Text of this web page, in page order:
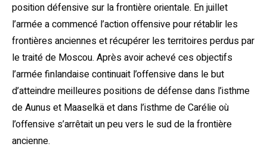
position défensive sur la frontière orientale. En juillet
l’armée a commencé l’action offensive pour rétablir les
frontières anciennes et récupérer les territoires perdus par
le traité de Moscou. Après avoir achevé ces objectifs
l’armée finlandaise continuait l’offensive dans le but
d’atteindre meilleures positions de défense dans l’isthme
de Aunus et Maaselkä et dans l’isthme de Carélie où
l’offensive s’arrêtait un peu vers le sud de la frontière
ancienne.